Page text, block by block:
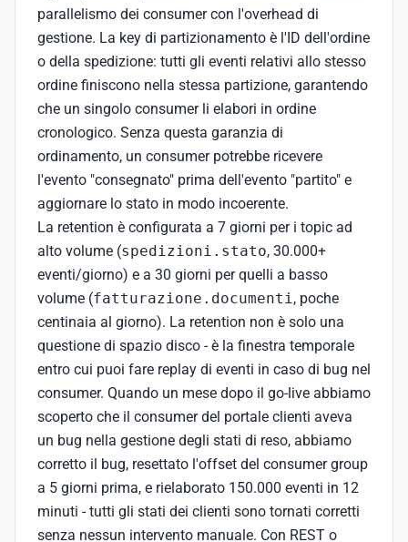
parallelismo dei consumer con l'overhead di
gestione. La key di partizionamento è l'ID dell'ordine
o della spedizione: tutti gli eventi relativi allo stesso
ordine finiscono nella stessa partizione, garantendo
che un singolo consumer li elabori in ordine
cronologico. Senza questa garanzia di
ordinamento, un consumer potrebbe ricevere
l'evento "consegnato" prima dell'evento "partito" e
aggiornare lo stato in modo incoerente.
La retention è configurata a 7 giorni per i topic ad
alto volume (spedizioni.stato, 30.000+
eventi/giorno) e a 30 giorni per quelli a basso
volume (fatturazione.documenti, poche
centinaia al giorno). La retention non è solo una
questione di spazio disco - è la finestra temporale
entro cui puoi fare replay di eventi in caso di bug nel
consumer. Quando un mese dopo il go-live abbiamo
scoperto che il consumer del portale clienti aveva
un bug nella gestione degli stati di reso, abbiamo
corretto il bug, resettato l'offset del consumer group
a 5 giorni prima, e rielaborato 150.000 eventi in 12
minuti - tutti gli stati dei clienti sono tornati corretti
senza nessun intervento manuale. Con REST o